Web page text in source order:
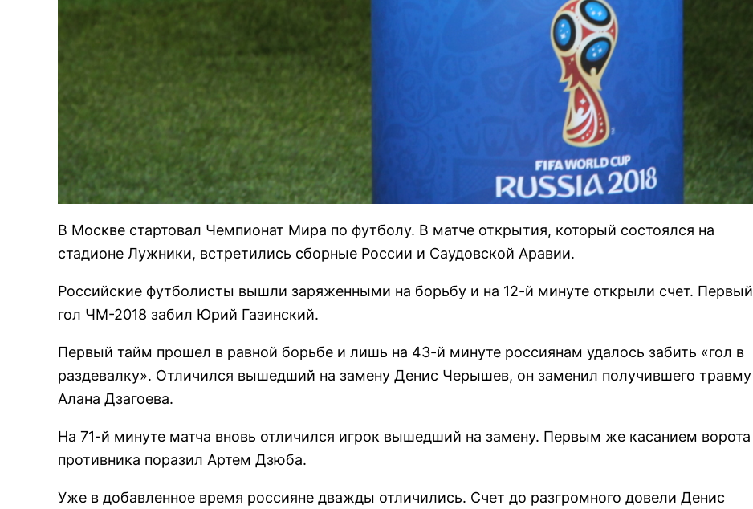
В Москве стартовал Чемпионат Мира по футболу. В матче открытия, который состоялся на
стадионе Лужники, встретились сборные России и Саудовской Аравии.
Российские футболисты вышли заряженными на борьбу и на 12-й минуте открыли счет. Первый
гол ЧМ-2018 забил Юрий Газинский.
Первый тайм прошел в равной борьбе и лишь на 43-й минуте россиянам удалось забить «гол в
раздевалку». Отличился вышедший на замену Денис Черышев, он заменил получившего травму
Алана Дзагоева.
На 71-й минуте матча вновь отличился игрок вышедший на замену. Первым же касанием ворота
противника поразил Артем Дзюба.
Уже в добавленное время россияне дважды отличились. Счет до разгромного довели Денис